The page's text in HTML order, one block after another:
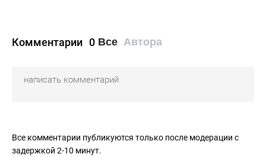
Комментарии 0 Все Автора
Все комментарии публикуются только после модерации с
задержкой 2-10 минут.